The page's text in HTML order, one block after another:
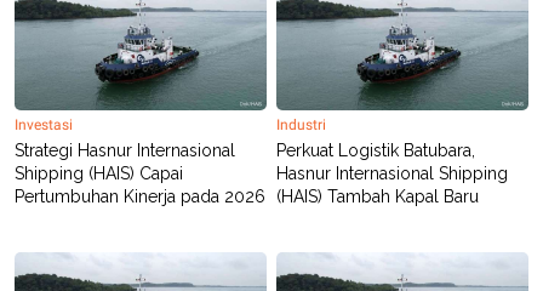
PROFILETERM
USE
PEDOMAN
PEMBERITAAN
SIBER
Investasi
Strategi Hasnur Internasional
Shipping (HAIS) Capai
Pertumbuhan Kinerja pada 2026
Industri
Perkuat Logistik Batubara,
Hasnur Internasional Shipping
(HAIS) Tambah Kapal Baru